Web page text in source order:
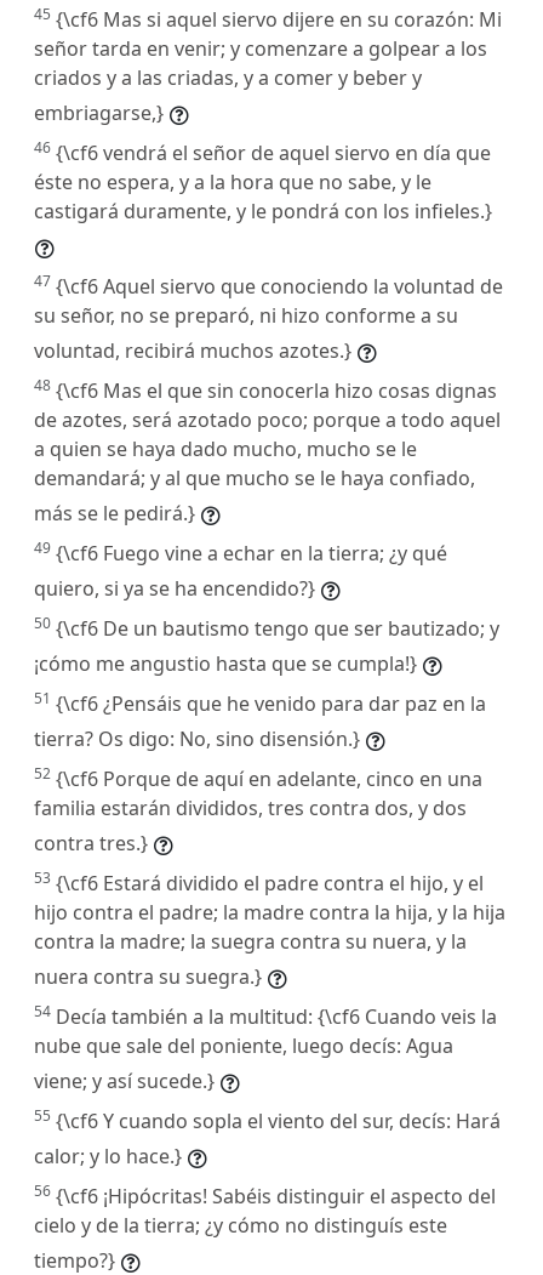
45 {\cf6 Mas si aquel siervo dijere en su corazón: Mi
señor tarda en venir; y comenzare a golpear a los
criados y a las criadas, y a comer y beber y
embriagarse,}
46 {\cf6 vendrá el señor de aquel siervo en día que
éste no espera, y a la hora que no sabe, y le
castigará duramente, y le pondrá con los infieles.}
47 {\cf6 Aquel siervo que conociendo la voluntad de
su señor, no se preparó, ni hizo conforme a su
voluntad, recibirá muchos azotes.}
48 {\cf6 Mas el que sin conocerla hizo cosas dignas
de azotes, será azotado poco; porque a todo aquel
a quien se haya dado mucho, mucho se le
demandará; y al que mucho se le haya confiado,
más se le pedirá.}
49 {\cf6 Fuego vine a echar en la tierra; ¿y qué
quiero, si ya se ha encendido?}
50 {\cf6 De un bautismo tengo que ser bautizado; y
¡cómo me angustio hasta que se cumpla!}
51 {\cf6 ¿Pensáis que he venido para dar paz en la
tierra? Os digo: No, sino disensión.}
52 {\cf6 Porque de aquí en adelante, cinco en una
familia estarán divididos, tres contra dos, y dos
contra tres.}
53 {\cf6 Estará dividido el padre contra el hijo, y el
hijo contra el padre; la madre contra la hija, y la hija
contra la madre; la suegra contra su nuera, y la
nuera contra su suegra.}
54 Decía también a la multitud: {\cf6 Cuando veis la
nube que sale del poniente, luego decís: Agua
viene; y así sucede.}
55 {\cf6 Y cuando sopla el viento del sur, decís: Hará
calor; y lo hace.}
56 {\cf6 ¡Hipócritas! Sabéis distinguir el aspecto del
cielo y de la tierra; ¿y cómo no distinguís este
tiempo?}